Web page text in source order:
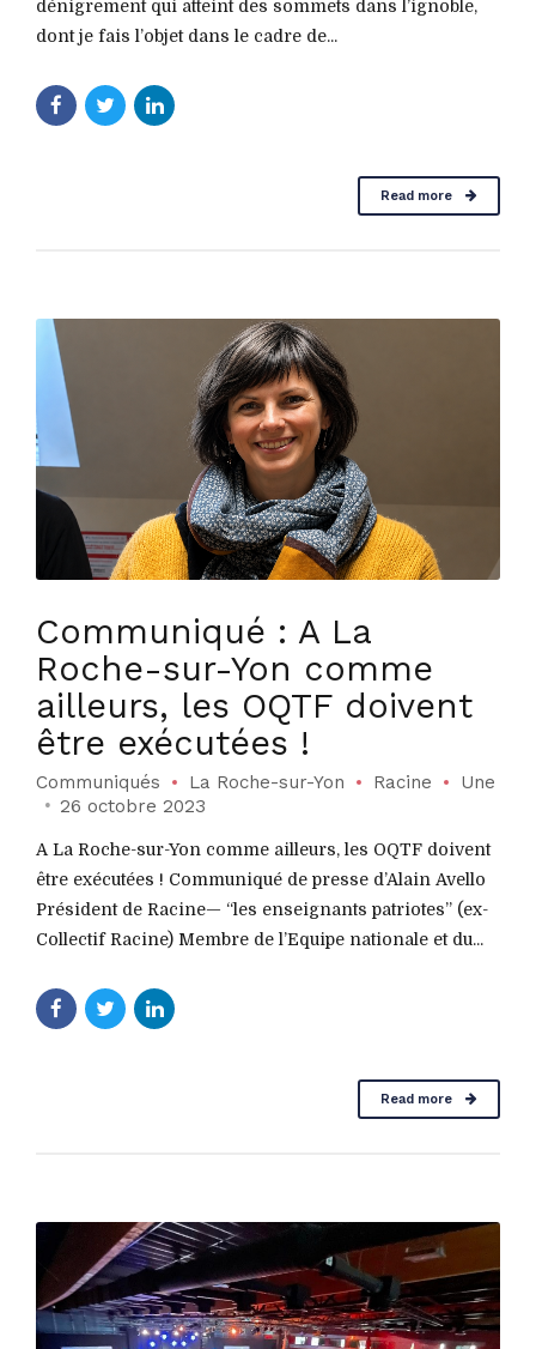
dénigrement qui atteint des sommets dans l’ignoble,
dont je fais l’objet dans le cadre de...
Read more
Communiqué : A La
Roche-sur-Yon comme
ailleurs, les OQTF doivent
être exécutées !
Communiqués La Roche-sur-Yon Racine
Une
26 octobre 2023
A La Roche-sur-Yon comme ailleurs, les OQTF doivent
être exécutées ! Communiqué de presse d’Alain Avello
Président de Racine— “les enseignants patriotes” (ex-
Collectif Racine) Membre de l’Equipe nationale et du...
Read more